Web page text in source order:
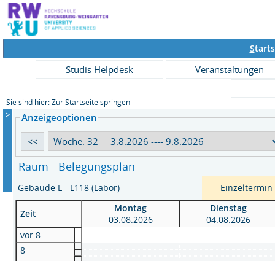
S
Studis Helpdesk
Veranstaltungen
Sie sind hier: Zur Startseite springen
> Anzeigeoptionen
Raum - Belegungsplan
Gebäude L - L118 (Labor) Einzeltermin
Zeit
Montag
03.08.2026
Dienstag
04.08.2026
vor 8
8